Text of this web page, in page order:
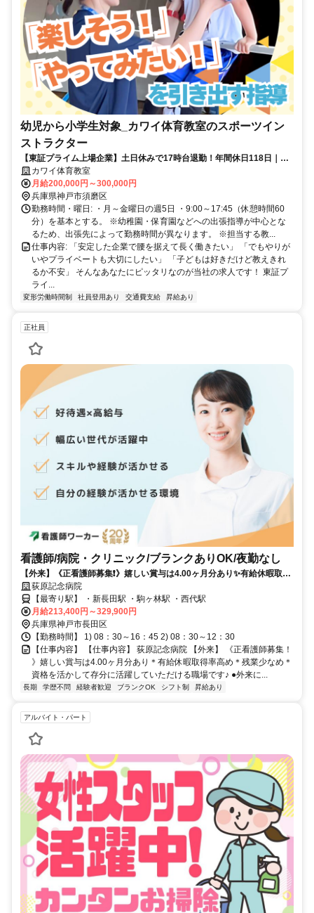
幼児から小学生対象_カワイ体育教室のスポーツイン
ストラクター
【東証プライム上場企業】土日休みで17時台退勤！年間休日118日｜子
どもの成長に関われる｜未経験OK｜正社員登用制度あり
カワイ体育教室
月給200,000円～300,000円
兵庫県神戸市須磨区
勤務時間・曜日: ・月～金曜日の週5日 ・9:00～17:45（休憩時間60
分）を基本とする。 ※幼稚園・保育園などへの出張指導が中心とな
るため、出張先によって勤務時間が異なります。 ※担当する教...
仕事内容: 「安定した企業で腰を据えて長く働きたい」 「でもやりが
いやプライベートも大切にしたい」 「子どもは好きだけど教えきれ
るか不安」 そんなあなたにピッタリなのが当社の求人です！ 東証プ
ライ...
変形労働時間制 社員登用あり 交通費支給 昇給あり
正社員
看護師/病院・クリニック/ブランクありOK/夜勤なし
【外来】《正看護師募集❗️》嬉しい賞与は4.00ヶ月分あり✨有給休暇取得
率高め✨残業少なめ✨資格を活かして存分に活躍していただける職場で
す✨
荻原記念病院
【最寄り駅】 ・新長田駅 ・駒ヶ林駅 ・西代駅
月給213,400円～329,900円
兵庫県神戸市長田区
【勤務時間】 1) 08：30～16：45 2) 08：30～12：30
【仕事内容】 【仕事内容】 荻原記念病院 【外来】 《正看護師募集！
》嬉しい賞与は4.00ヶ月分あり＊有給休暇取得率高め＊残業少なめ＊
資格を活かして存分に活躍していただける職場です♪ ●外来に...
長期 学歴不問 経験者歓迎 ブランクOK シフト制 昇給あり
アルバイト・パート